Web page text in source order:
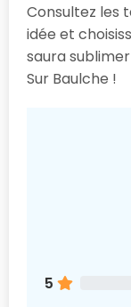
Consultez les
idée et
saura
Sur Baulche !
5